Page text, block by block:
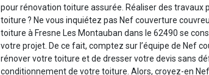
pour rénovation toiture assurée. Réaliser des travaux
toiture ? Ne vous inquiétez pas Nef couverture
toiture à Fresne Les Montauban dans le 62490 se
votre projet. De ce fait, comptez sur l’équipe de Nef
rénover votre toiture et de dresser votre devis sans
conditionnement de votre toiture. Alors, croyez-en